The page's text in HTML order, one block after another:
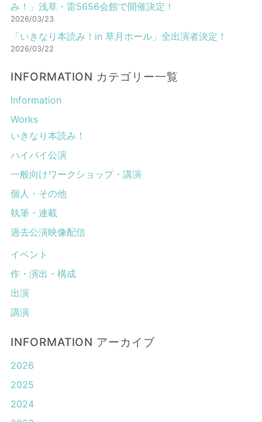
み！」浅草・雷5656会館で開催決定！
2026/03/23
「いきなり本読み！in 草月ホール」全出演者決定！
2026/03/22
INFORMATION カテゴリー一覧
Information
Works
いきなり本読み！
ハイバイ公演
一般向けワークショップ・講演
個人・その他
執筆・連載
過去公演映像配信
イベント
作・演出・構成
出演
講演
INFORMATION アーカイブ
2026
2025
2024